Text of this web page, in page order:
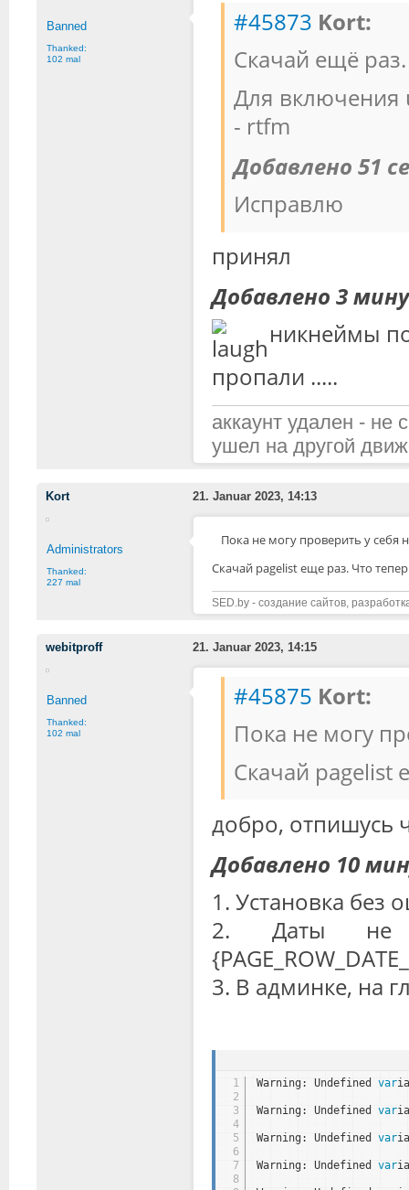
Banned
Thanked:
102 mal
#45873 Kort:
Скачай ещё раз.
Для включения
- rtfm
Добавлено 51
Исправлю
принял
Добавлено 3
никнеймы
пропали .....
аккаунт удален - не
ушел на другой
Kort 21. Januar 2023, 14:13
Administrators
Thanked:
227 mal
Пока не могу проверить у себя
Скачай pagelist еще раз. Что
SED.by - создание сайтов,
webitproff 21. Januar 2023, 14:15
Banned
Thanked:
102 mal
#45875 Kort:
Пока не могу
Скачай pagelist
добро, отпишусь
Добавлено 10
1. Установка без
2. Даты не
3. В админке, на
1
2
3
4
5
6
7
8
Warning: Undefined var
Warning: Undefined var
Warning: Undefined var
Warning: Undefined var